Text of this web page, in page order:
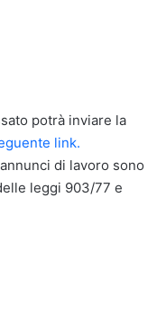
potrà inviare la
link.
di lavoro sono
leggi 903/77 e